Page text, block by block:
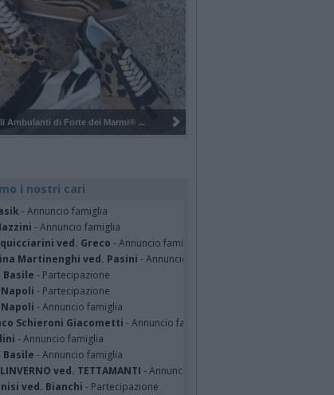
del bosco del Rugareto a ...
i nostri cari
- Annuncio famiglia
- Annuncio famiglia
ved. Greco - Annuncio famiglia
Martinenghi ved. Pasini - Annuncio famiglia
Basile - Partecipazione
- Partecipazione
- Annuncio famiglia
Schieroni Giacometti - Annuncio famiglia
- Annuncio famiglia
Basile - Annuncio famiglia
ved. TETTAMANTI - Annuncio famiglia
ved. Bianchi - Partecipazione